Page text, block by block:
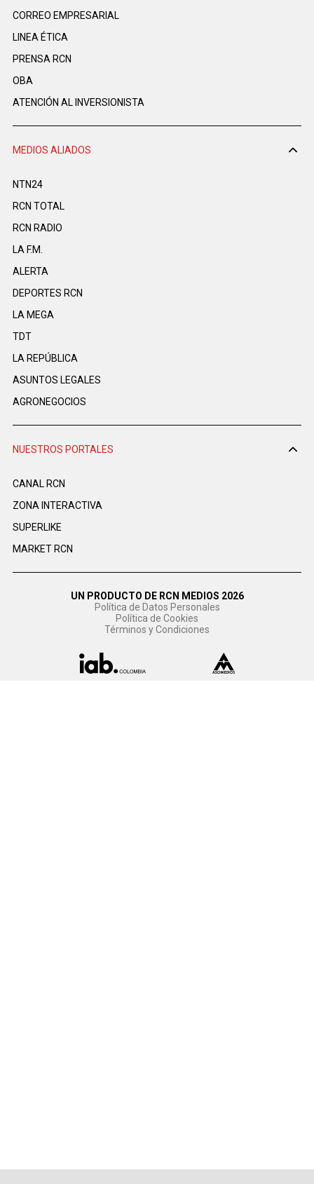
CORREO EMPRESARIAL
LINEA ÉTICA
PRENSA RCN
OBA
ATENCIÓN AL INVERSIONISTA
MEDIOS ALIADOS
NTN24
RCN TOTAL
RCN RADIO
LA F.M.
ALERTA
DEPORTES RCN
LA MEGA
TDT
LA REPÚBLICA
ASUNTOS LEGALES
AGRONEGOCIOS
NUESTROS PORTALES
CANAL RCN
ZONA INTERACTIVA
SUPERLIKE
MARKET RCN
UN PRODUCTO DE RCN MEDIOS 2026
Política de Datos Personales
Política de Cookies
Términos y Condiciones